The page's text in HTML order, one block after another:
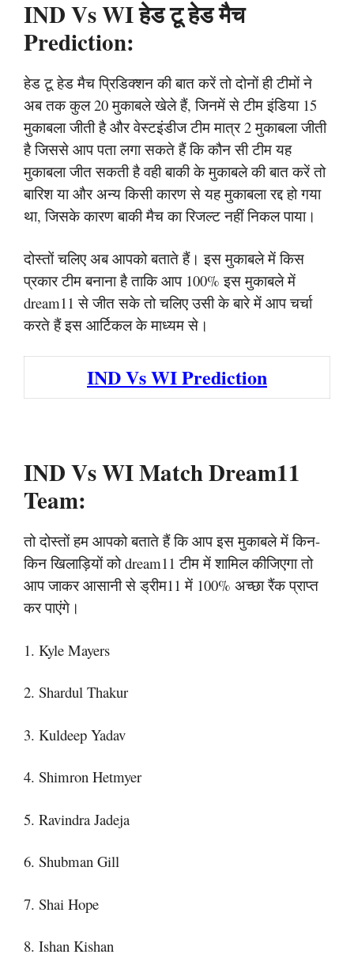
IND Vs WI हेड टू हेड मैच
Prediction:
हेड टू हेड मैच प्रिडिक्शन की बात करें तो दोनों ही टीमों ने
अब तक कुल 20 मुकाबले खेले हैं, जिनमें से टीम इंडिया 15
मुकाबला जीती है और वेस्टइंडीज टीम मात्र 2 मुकाबला जीती
है जिससे आप पता लगा सकते हैं कि कौन सी टीम यह
मुकाबला जीत सकती है वही बाकी के मुकाबले की बात करें तो
बारिश या और अन्य किसी कारण से यह मुकाबला रद्द हो गया
था, जिसके कारण बाकी मैच का रिजल्ट नहीं निकल पाया।
दोस्तों चलिए अब आपको बताते हैं। इस मुकाबले में किस
प्रकार टीम बनाना है ताकि आप 100% इस मुकाबले में
dream11 से जीत सके तो चलिए उसी के बारे में आप चर्चा
करते हैं इस आर्टिकल के माध्यम से।
IND Vs WI Prediction
IND Vs WI Match Dream11
Team:
तो दोस्तों हम आपको बताते हैं कि आप इस मुकाबले में किन-
किन खिलाड़ियों को dream11 टीम में शामिल कीजिएगा तो
आप जाकर आसानी से ड्रीम11 में 100% अच्छा रैंक प्राप्त
कर पाएंगे।
1. Kyle Mayers
2. Shardul Thakur
3. Kuldeep Yadav
4. Shimron Hetmyer
5. Ravindra Jadeja
6. Shubman Gill
7. Shai Hope
8. Ishan Kishan